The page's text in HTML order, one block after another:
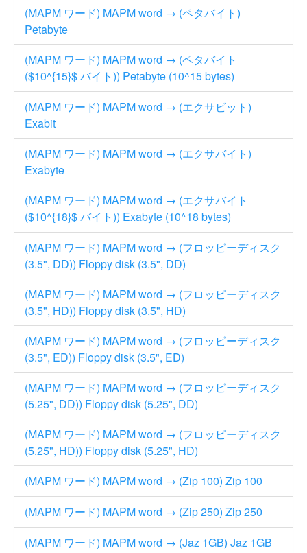
(MAPM ワード) MAPM word → (ペタバイト)
Petabyte
(MAPM ワード) MAPM word → (ペタバイト
($10^{15}$ バイト)) Petabyte (10^15 bytes)
(MAPM ワード) MAPM word → (エクサビット)
Exabit
(MAPM ワード) MAPM word → (エクサバイト)
Exabyte
(MAPM ワード) MAPM word → (エクサバイト
($10^{18}$ バイト)) Exabyte (10^18 bytes)
(MAPM ワード) MAPM word → (フロッピーディスク
(3.5", DD)) Floppy disk (3.5", DD)
(MAPM ワード) MAPM word → (フロッピーディスク
(3.5", HD)) Floppy disk (3.5", HD)
(MAPM ワード) MAPM word → (フロッピーディスク
(3.5", ED)) Floppy disk (3.5", ED)
(MAPM ワード) MAPM word → (フロッピーディスク
(5.25", DD)) Floppy disk (5.25", DD)
(MAPM ワード) MAPM word → (フロッピーディスク
(5.25", HD)) Floppy disk (5.25", HD)
(MAPM ワード) MAPM word → (Zip 100) Zip 100
(MAPM ワード) MAPM word → (Zip 250) Zip 250
(MAPM ワード) MAPM word → (Jaz 1GB) Jaz 1GB